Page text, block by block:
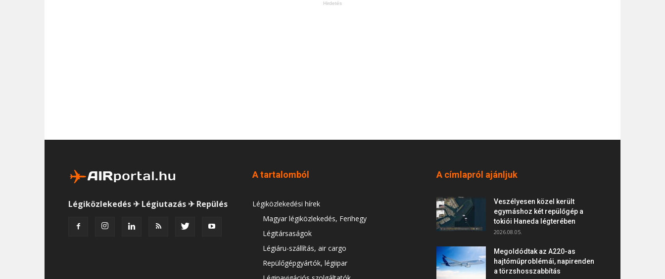
Hirdetés
Légiközlekedés ✈ Légiutazás ✈ Repülés
A tartalomból
Légiközlekedési hírek
Magyar légiközlekedés, Ferihegy
Légitársaságok
Légiáru-szállítás, air cargo
Repülőgépgyártók, légiipar
A címlapról ajánljuk
Veszélyesen közel került
egymáshoz két repülőgép a
tokiói Haneda légterében
2026.08.05.
Megoldódtak az A220-as
hajtóműproblémái, napirenden
a törzshosszabbítás